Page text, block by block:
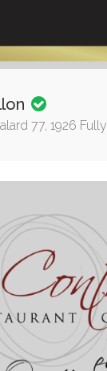
77, 1926 Fully